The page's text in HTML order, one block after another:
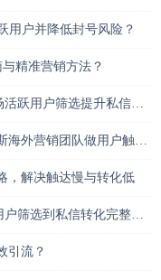
用户并降低封号风险？
精准营销方法？
用户筛选提升私信回复率
营销团队做用户触达？
，解决触达慢与转化低
选到私信转化完整解析
引流？